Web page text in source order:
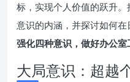
标，实现个人价值的跃升
意识的内涵，并探讨如何
强化四种意识，做好办公室
大局意识：超越